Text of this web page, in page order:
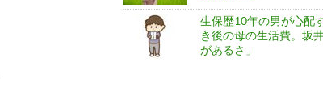
生保歴10年の男が心配
き後の母の生活費。坂
があるさ」